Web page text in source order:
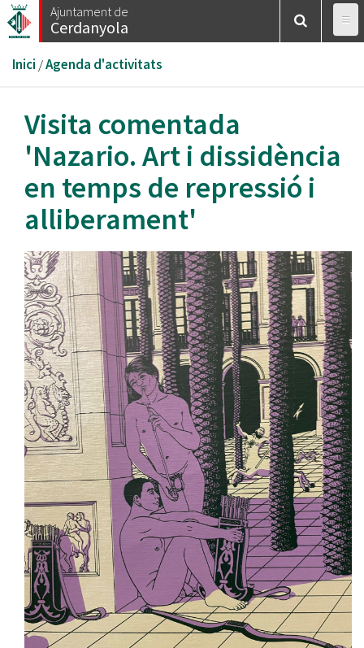
Vés
al
Ajuntament de
Cerdanyola
Esteu
aquí
Inici /Agenda d'activitats
Visita comentada
'Nazario. Art i dissidència
en temps de repressió i
alliberament'